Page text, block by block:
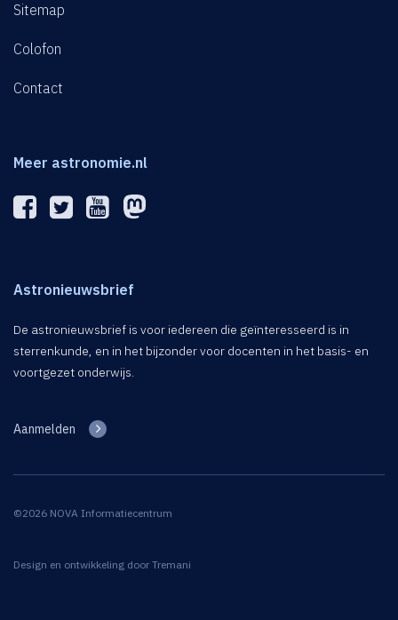
Sitemap
Colofon
Contact
Meer astronomie.nl
Astronieuwsbrief
De astronieuwsbrief is voor iedereen die geïnteresseerd is in
sterrenkunde, en in het bijzonder voor docenten in het basis- en
voortgezet onderwijs.
Aanmelden
©2026 NOVA Informatiecentrum
Design en ontwikkeling door Tremani